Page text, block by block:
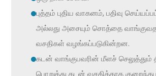
புத்தம் புதிய வாகனம், பதிவு
அல்லது அசையும் சொத்தை
வசதிகள் வழங்கப்படுகின்றன.
கடன் வாங்குபவரின் மீளச் செலுத்தும்
பொறுத்து கடன் வசதிக்காக